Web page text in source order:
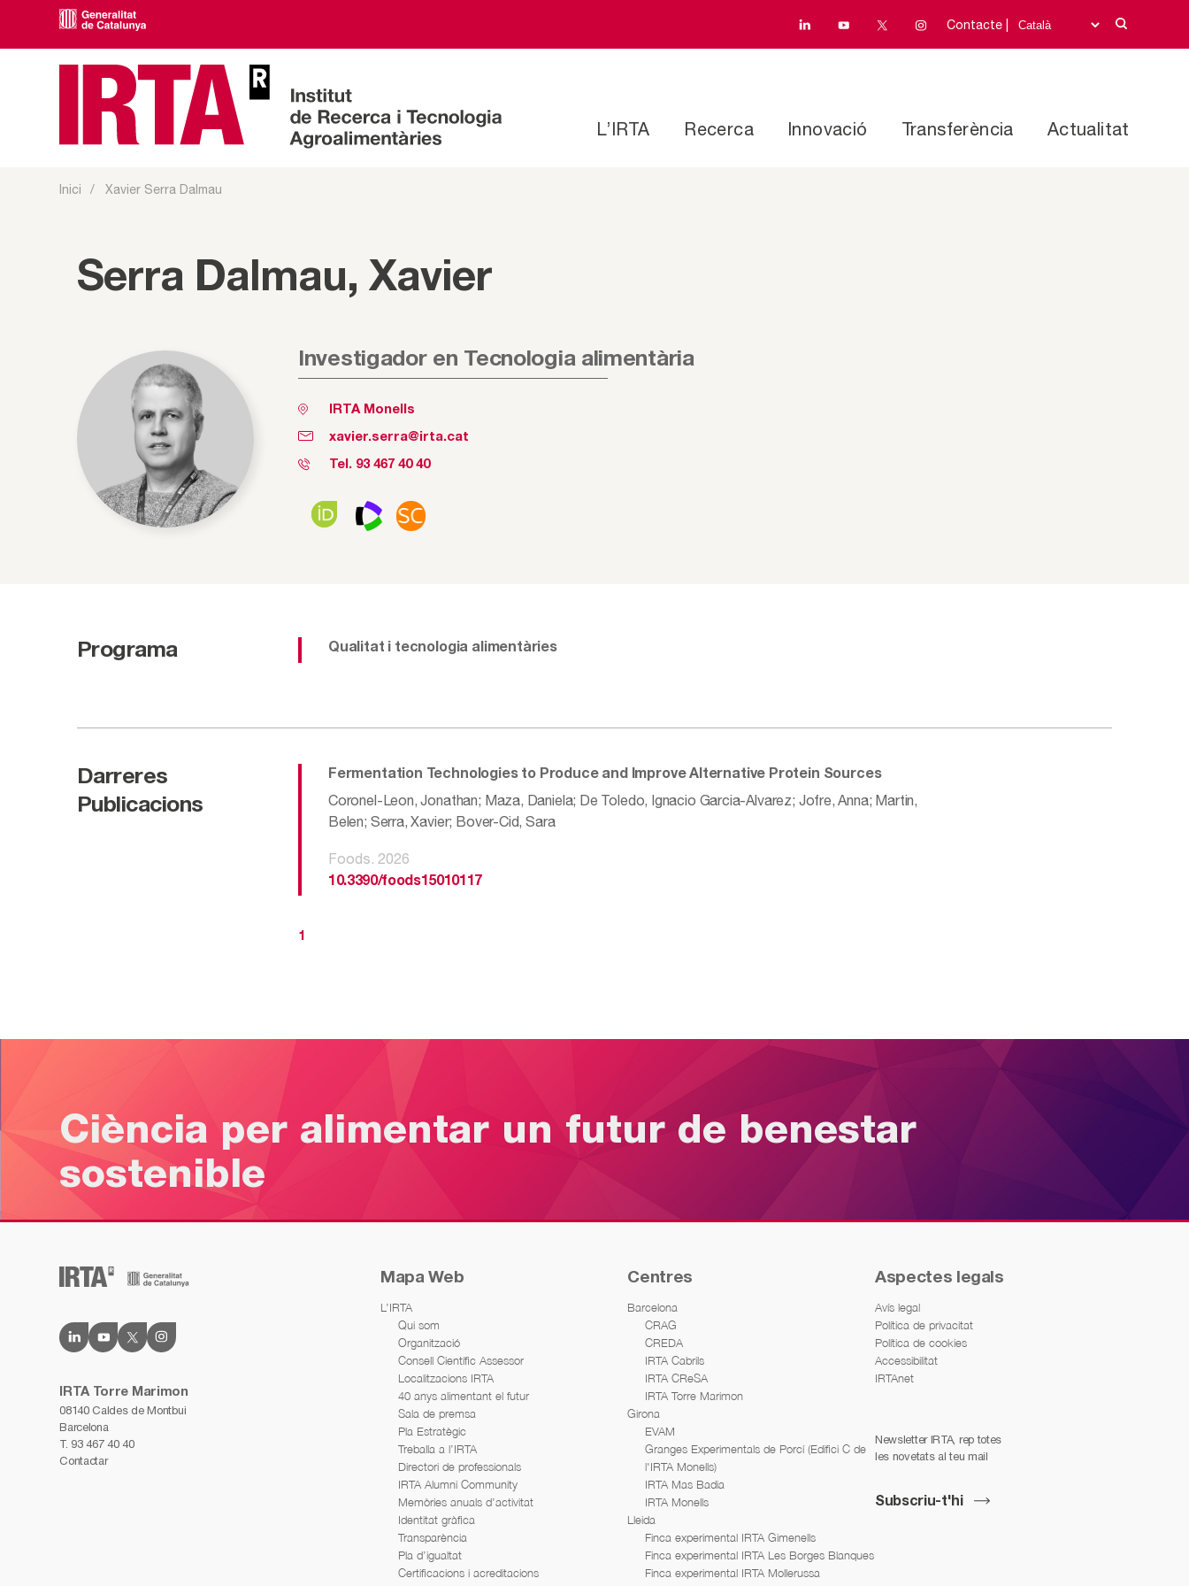
Contacte |
L’IRTA Recerca Innovació Transferència Actualitat
Inici Xavier Serra Dalmau
Serra Dalmau, Xavier
Investigador en Tecnologia alimentària
IRTA Monells
xavier.serra@irta.cat
Tel. 93 467 40 40
Programa Qualitat i tecnologia alimentàries
Darreres
Publicacions
Fermentation Technologies to Produce and Improve Alternative Protein Sources
Coronel-Leon, Jonathan; Maza, Daniela; De Toledo, Ignacio Garcia-Alvarez; Jofre, Anna; Martin,
Belen; Serra, Xavier; Bover-Cid, Sara
Foods. 2026
10.3390/foods15010117
1
Ciència per alimentar un futur de benestar
sostenible
IRTA Torre Marimon
08140 Caldes de Montbui
Barcelona
T. 93 467 40 40
Contactar
Mapa Web
L’IRTA
Qui som
Organització
Consell Científic Assessor
Localitzacions IRTA
40 anys alimentant el futur
Sala de premsa
Pla Estratègic
Treballa a l’IRTA
Directori de professionals
IRTA Alumni Community
Memòries anuals d’activitat
Identitat gràfica
Transparència
Pla d’igualtat
Certificacions i acreditacions
Centres
Barcelona
CRAG
CREDA
IRTA Cabrils
IRTA CReSA
IRTA Torre Marimon
Girona
EVAM
Granges Experimentals de Porcí (Edifici C de
l'IRTA Monells)
IRTA Mas Badia
IRTA Monells
Lleida
Finca experimental IRTA Gimenells
Finca experimental IRTA Les Borges Blanques
Finca experimental IRTA Mollerussa
Aspectes legals
Avís legal
Política de privacitat
Política de cookies
Accessibilitat
IRTAnet
Newsletter IRTA, rep totes
les novetats al teu mail
Subscriu-t'hi